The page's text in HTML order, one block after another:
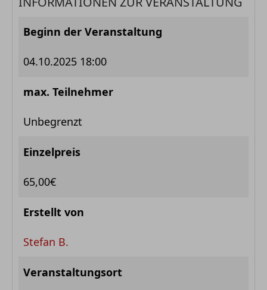
Beginn der Veranstaltung
04.10.2025 18:00
max. Teilnehmer
Unbegrenzt
Einzelpreis
65,00€
Erstellt von
Stefan B.
Veranstaltungsort